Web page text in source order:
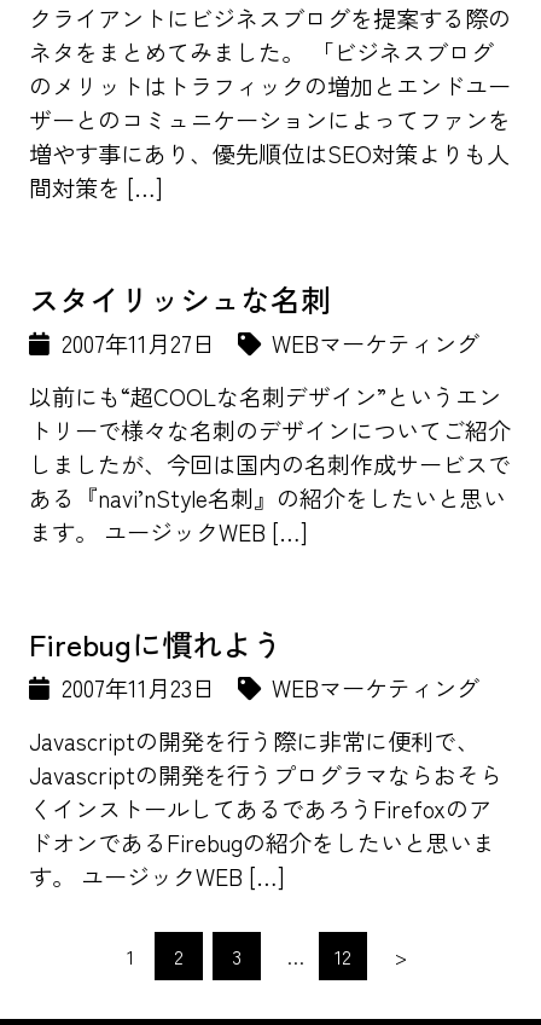
クライアントにビジネスブログを提案する際の
ネタをまとめてみました。 「ビジネスブログ
のメリットはトラフィックの増加とエンドユー
ザーとのコミュニケーションによってファンを
増やす事にあり、優先順位はSEO対策よりも人
間対策を […]
スタイリッシュな名刺
2007年11月27日
WEBマーケティング
以前にも“超COOLな名刺デザイン”というエン
トリーで様々な名刺のデザインについてご紹介
しましたが、今回は国内の名刺作成サービスで
ある『navi’nStyle名刺』の紹介をしたいと思い
ます。 ユージックWEB […]
Firebugに慣れよう
2007年11月23日
WEBマーケティング
Javascriptの開発を行う際に非常に便利で、
Javascriptの開発を行うプログラマならおそら
くインストールしてあるであろうFirefoxのア
ドオンであるFirebugの紹介をしたいと思いま
す。 ユージックWEB […]
1 2 3 … 12 >